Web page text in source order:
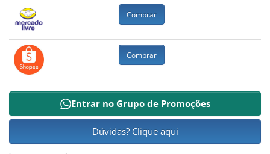
Comprar
Comprar
Entrar no Grupo de Promoções
Dúvidas? Clique aqui